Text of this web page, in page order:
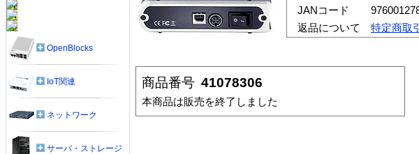
JANコード
返品について
特定商取
商品番号 41078306
本商品は販売を終了しました
OpenBlocks
IoT関連
ネットワーク
サーバ・ストレージ